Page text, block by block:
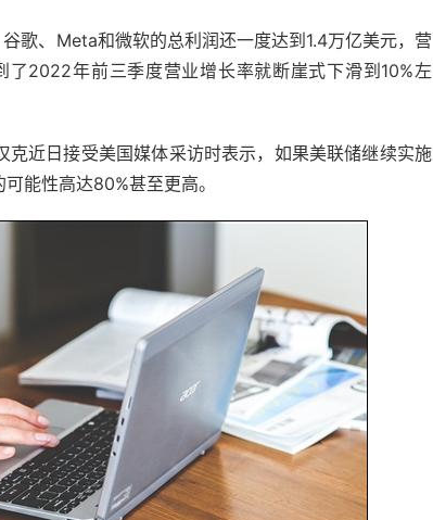
、Meta和微软的总利润还一度达到1.4万亿美元，营
2022年前三季度营业增长率就断崖式下滑到10%左
克近日接受美国媒体采访时表示，如果美联储继续实施
能性高达80%甚至更高。